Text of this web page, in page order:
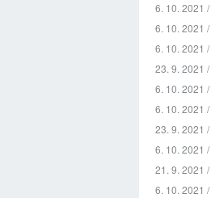
6. 10. 2021 /
6. 10. 2021 /
6. 10. 2021 /
23. 9. 2021 /
6. 10. 2021 /
6. 10. 2021 /
23. 9. 2021 /
6. 10. 2021 /
21. 9. 2021 /
6. 10. 2021 /